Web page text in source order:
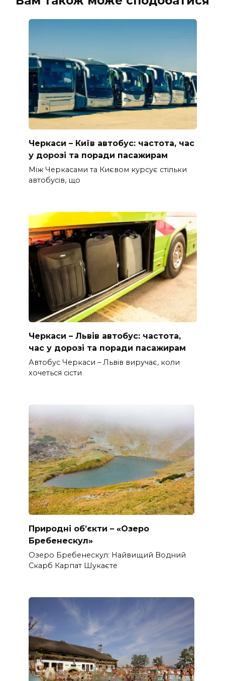
Черкаси – Київ автобус: частота, час
у дорозі та поради пасажирам
Між Черкасами та Києвом курсує стільки
автобусів, що
Черкаси – Львів автобус: частота,
час у дорозі та поради пасажирам
Автобус Черкаси – Львів виручає, коли
хочеться сісти
Природні об’єкти – «Озеро
Бребенескул»
Озеро Бребенескул: Найвищий Водний
Скарб Карпат Шукаєте